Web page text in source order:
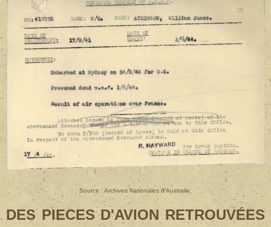
Source : Archives Nationales d'Australie
DES PIECES D'AVION RETROUVÉES